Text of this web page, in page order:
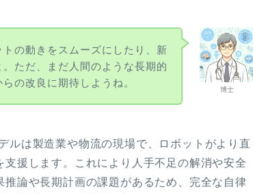
博士
の動きをスムーズにしたり、新
ただ、まだ人間のような長期的
の改良に期待しようね。
ルは製造業や物流の現場で、ロボットがより直
援します。これにより人手不足の解消や安全
論や長期計画の課題があるため、完全な自律